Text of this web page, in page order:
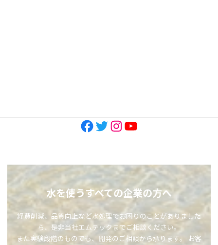
Facebook
Twitter
Instagram
YouTube
水を使うすべての企業の方へ
経費削減、品質向上など水処理でお困りのことがありました
ら、是非当社エムテックまでご相談ください。
また実験段階のものでも、開発のご相談から承ります。 お客